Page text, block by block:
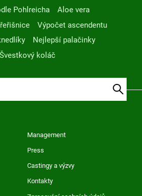
Pohlreicha
Aloe vera
Výpočet ascendentu
Nejlepší palačinky
Švestkový koláč
Management
Press
Castingy a výzvy
Kontakty